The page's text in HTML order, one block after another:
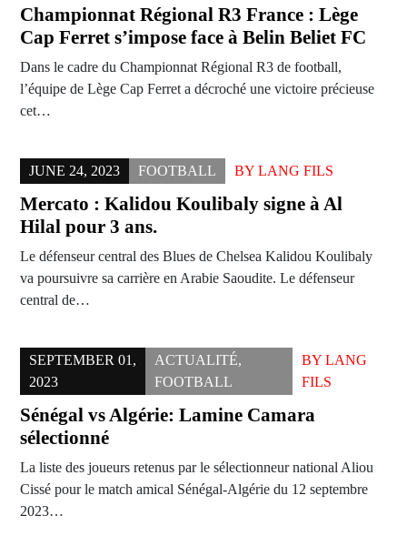
Championnat Régional R3 France : Lège
Cap Ferret s’impose face à Belin Beliet FC
Dans le cadre du Championnat Régional R3 de football,
l’équipe de Lège Cap Ferret a décroché une victoire précieuse
cet…
JUNE 24, 2023 FOOTBALL BY LANG FILS
Mercato : Kalidou Koulibaly signe à Al
Hilal pour 3 ans.
Le défenseur central des Blues de Chelsea Kalidou Koulibaly
va poursuivre sa carrière en Arabie Saoudite. Le défenseur
central de…
SEPTEMBER 01,
2023
ACTUALITÉ,
FOOTBALL
BYLANG
FILS
Sénégal vs Algérie: Lamine Camara
sélectionné
La liste des joueurs retenus par le sélectionneur national Aliou
Cissé pour le match amical Sénégal-Algérie du 12 septembre
2023…